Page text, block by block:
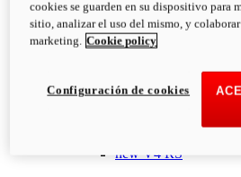
V4
Diavel V4
126 Nm
223 kg
new V4 RS
cookies se guarden en su dispositivo para
sitio, analizar el uso del mismo, y
marketing. Cookie policy
Configuración de cookies